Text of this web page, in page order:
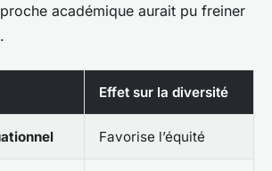
académique aurait pu freiner
Effet sur la diversité
Favorise l’équité